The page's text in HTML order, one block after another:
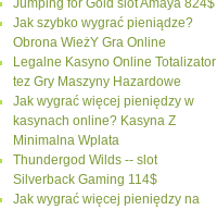
Jumping for Gold slot Amaya 824$
Jak szybko wygrać pieniądze?
Obrona WieżY Gra Online
Legalne Kasyno Online Totalizator
tez Gry Maszyny Hazardowe
Jak wygrać więcej pieniędzy w
kasynach online? Kasyna Z
Minimalna Wplata
Thundergod Wilds -- slot
Silverback Gaming 114$
Jak wygrać więcej pieniędzy na